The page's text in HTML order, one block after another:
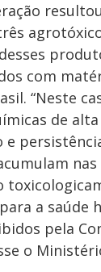
com
“Neste
de
e
a saúde
pela
o